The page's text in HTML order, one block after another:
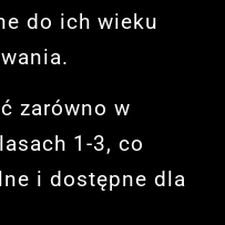
do ich wieku
zarówno w
1-3, co
i dostępne dla